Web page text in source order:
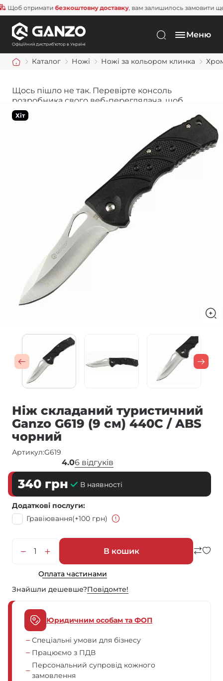
отриматибезкоштовну доставку, вам залишилось замовити ще на
Меню
Каталог Ножі Ножі за кольором клинка
Щось пішло не так. Перевірте консоль
розробника свого веб-переглядача, щоб
дізнатися більше.
Хіт
Ніж складаний туристичний
Ganzo G619 (9 см) 440C / ABS
чорний
Артикул:G619
4.06 відгуків
340 грн В наявності
Додаткові послуги
Гравіювання(+100 грн)
В кошик
Оплата частинами
Знайшли дешевше?Повiдомте!
Юридичним особам та ФОП
Спеціальні умови для бізнесу
Працюємо з ПДВ
Персональний супровід кожного
замовлення